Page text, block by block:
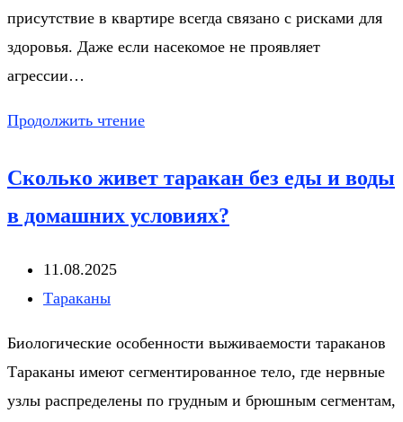
присутствие в квартире всегда связано с рисками для
здоровья. Даже если насекомое не проявляет
агрессии…
Продолжить чтениеКусаются
тараканы
Сколько живет таракан без еды и воды
в домашних условиях?
Запись
опубликована:
11.08.2025
Рубрика
Тараканы
Биологические особенности выживаемости тараканов
Тараканы имеют сегментированное тело, где нервные
узлы распределены по грудным и брюшным сегментам,